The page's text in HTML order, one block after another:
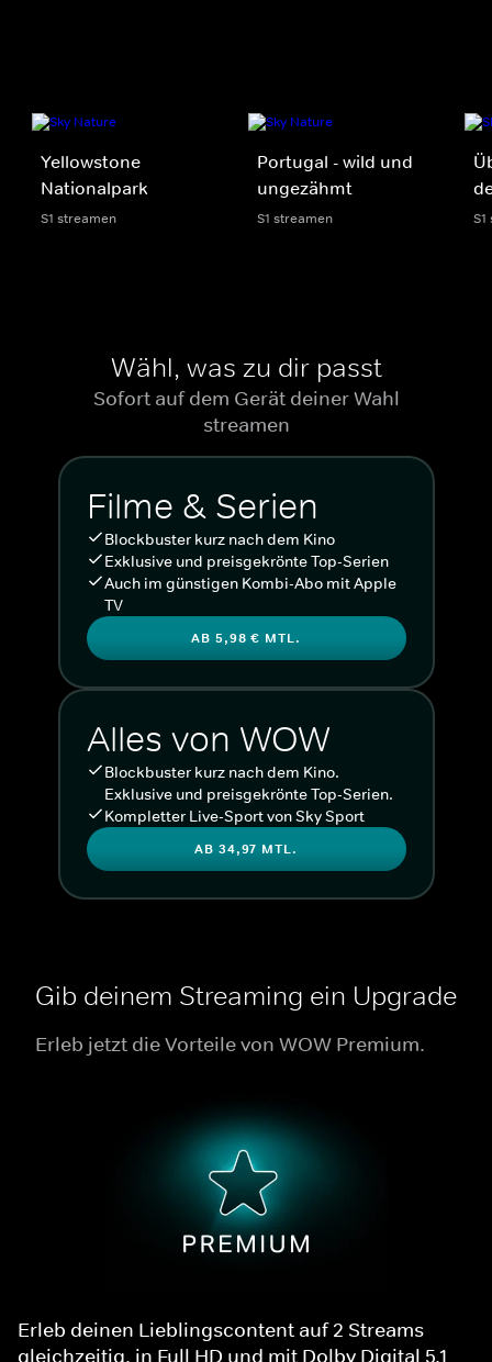
Yellowstone
Nationalpark
S1 streamen
Portugal - wild und
ungezähmt
S1 streamen
Wähl, was zu dir passt
Sofort auf dem Gerät deiner Wahl
streamen
Filme & Serien
Blockbuster kurz nach dem Kino
Exklusive und preisgekrönte Top-Serien
Auch im günstigen Kombi-Abo mit Apple
TV
AB 5,98 € MTL.
Alles von WOW
Blockbuster kurz nach dem Kino.
Exklusive und preisgekrönte Top-Serien.
Kompletter Live-Sport von Sky Sport
AB 34,97 MTL.
Gib deinem Streaming ein Upgrade
Erleb jetzt die Vorteile von WOW Premium.
Erleb deinen Lieblingscontent auf 2 Streams
gleichzeitig, in Full HD und mit Dolby Digital 5.1